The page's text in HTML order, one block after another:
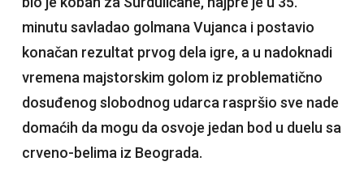
minutu savladao golmana Vujanca i postavio
konačan rezultat prvog dela igre, a u nadoknadi
vremena majstorskim golom iz problematično
dosuđenog slobodnog udarca raspršio sve nade
domaćih da mogu da osvoje jedan bod u duelu sa
crveno-belima iz Beograda.